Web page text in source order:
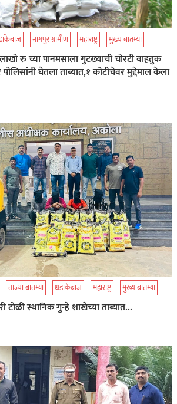
नागपुर ग्रामीण महाराष्ट्र मुख्य बातम्या
रु च्या पानमसाला गुटख्याची चोरटी वाहतुक
घेतला ताब्यात,१ कोटीचेवर मुद्देमाल केला
ताज्या बातम्या धडाकेबाज महाराष्ट्र मुख्य बातम्या
टोळी स्थानिक गुन्हे शाखेच्या ताब्यात…